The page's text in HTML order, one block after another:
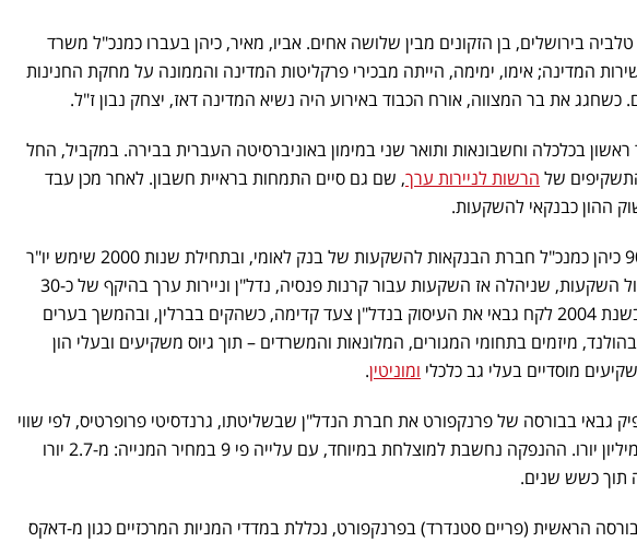
בירושלים, בן הזקונים מבין שלושה אחים. אביו, מאיר, כיהן בעברו כמנכ"ל משרד
המדינה; אימו, ימימה, הייתה מבכירי פרקליטות המדינה והממונה על מחקת החנינות
את בר המצווה, אורח הכבוד באירוע היה נשיא המדינה דאז, יצחק נבון ז"ל.
בכלכלה וחשבונאות ותואר שני במימון באוניברסיטה העברית בבירה. במקביל, החל
של הרשות לניירות ערך, שם גם סיים התמחות בראיית חשבון. לאחר מכן עבד
ההון כבנקאי להשקעות.
באמצע שנות ה-90 כיהן כמנכ"ל חברת הבנקאות להשקעות של בנק לאומי, ובתחילת שנות 2000 שימש יו"ר
ושותף בחברת גמול השקעות, שניהלה אז השקעות עבור קרנות פנסיה, נדל"ן וניירות ערך בהיקף של כ-30
מיליארד דולרים. בשנת 2004 לקח גבאי את העיסוק בנדל"ן צעד קדימה, כשהקים בברלין, ובהמשך בערים
מיזמים בתחומי המגורים, המלונאות והמשרדים – תוך גיוס משקיעים ובעלי הון
מוסדיים בעלי גב כלכלי ומוניטין.
2012 הנפיק גבאי בבורסה של פרנקפורט את חברת הנדל"ן שבשליטתו, גרנדסיטי פרופרטיס, לפי שווי
חברה של כ-150 מיליון יורו. ההנפקה נחשבת למוצלחת במיוחד, עם עלייה פי 9 במחיר המנייה: מ-2.7 יורו
הראשית (פריים סטנדרד) בפרנקפורט, נכללת במדדי המניות המרכזיים כגון מ-דאקס